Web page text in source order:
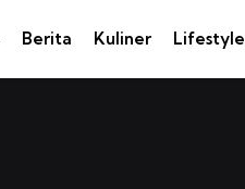
Berita Kuliner Lifestyle